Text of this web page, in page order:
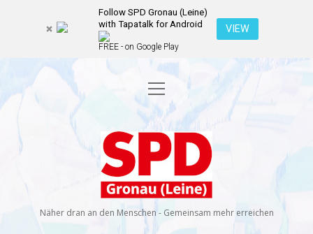
Follow SPD Gronau (Leine)
with Tapatalk for Android
FREE - on Google Play
VIEW
Startseite
Kommunalwahl 2026
Dropdown-
Kandidierende
Wahlprogramm
Über uns
Dropdown-
Menü
öffnen
Ratsmitglieder
Veranstaltungen
Kontakt
Dropdown-
Menü
öffnen
SPD
Gronau
(Leine)
Näher dran an den Menschen - Gemeinsam mehr erreichen